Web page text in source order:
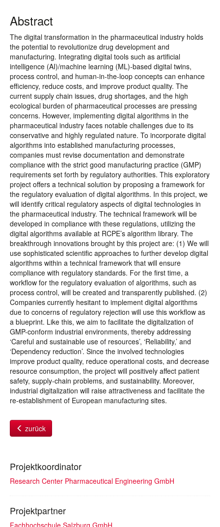
Abstract
The digital transformation in the pharmaceutical industry holds
the potential to revolutionize drug development and
manufacturing. Integrating digital tools such as artificial
intelligence (AI)/machine learning (ML)-based digital twins,
process control, and human-in-the-loop concepts can enhance
efficiency, reduce costs, and improve product quality. The
current supply chain issues, drug shortages, and the high
ecological burden of pharmaceutical processes are pressing
concerns. However, implementing digital algorithms in the
pharmaceutical industry faces notable challenges due to its
conservative and highly regulated nature. To incorporate digital
algorithms into established manufacturing processes,
companies must revise documentation and demonstrate
compliance with the strict good manufacturing practice (GMP)
requirements set forth by regulatory authorities. This exploratory
project offers a technical solution by proposing a framework for
the regulatory evaluation of digital algorithms. In this project, we
will identify critical regulatory aspects of digital technologies in
the pharmaceutical industry. The technical framework will be
developed in compliance with these regulations, utilizing the
digital algorithms available at RCPE’s algorithm library. The
breakthrough innovations brought by this project are: (1) We will
use sophisticated scientific approaches to further develop digital
algorithms within a technical framework that will ensure
compliance with regulatory standards. For the first time, a
workflow for the regulatory evaluation of algorithms, such as
process control, will be created and transparently published. (2)
Companies currently hesitant to implement digital algorithms
due to concerns of regulatory rejection will use this workflow as
a blueprint. Like this, we aim to facilitate the digitalization of
GMP-conform industrial environments, thereby addressing
‘Careful and sustainable use of resources’, ‘Reliability,’ and
‘Dependency reduction’. Since the involved technologies
improve product quality, reduce operational costs, and decrease
resource consumption, the project will positively affect patient
safety, supply-chain problems, and sustainability. Moreover,
industrial digitalization will raise attractiveness and facilitate the
re-establishment of European manufacturing sites.
zurück
Projektkoordinator
Research Center Pharmaceutical Engineering GmbH
Projektpartner
Fachhochschule Salzburg GmbH